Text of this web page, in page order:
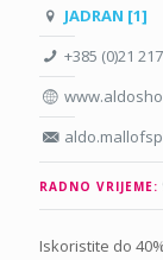
JADRAN [1]
+385 (0)21
RADNO VRIJEME:
Iskoristite do